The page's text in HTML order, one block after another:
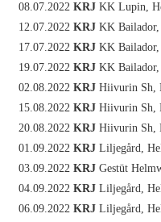
08.07.2022 KRJKK Lupin,
12.07.2022 KRJKK Bailador,
17.07.2022 KRJKK Bailador,
19.07.2022 KRJKK Bailador,
02.08.2022 KRJHiivurin Sh,
15.08.2022 KRJHiivurin Sh,
20.08.2022 KRJHiivurin Sh,
01.09.2022 KRJLiljegård,
03.09.2022 KRJGestüt
04.09.2022 KRJLiljegård,
06.09.2022 KRJLiljegård,